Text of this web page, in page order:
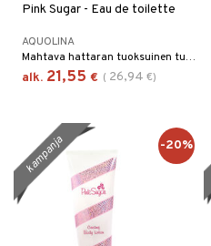
Pink Sugar - Eau de toilette
AQUOLINA
Mahtava hattaran tuoksuinen tuoksu fantastiselta Aquolinalta
alk. 21,55 € ( 26,94 €)
kampanja -20%
1: Puhdistus
2: Kirkastus
3: Kosteutus
ja Vartalonhoito